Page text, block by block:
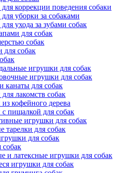
для коррекции поведения собаки
уборки за собаками
ухода за зубами собак
для собак
собак
собак
игрушки для собак
игрушки для собак
канаты для собак
лакомств собак
кофейного дерева
пищалкой для собак
игрушки для собак
тарелки для собак
для собак
и латексные игрушки для собак
игрушки для собак